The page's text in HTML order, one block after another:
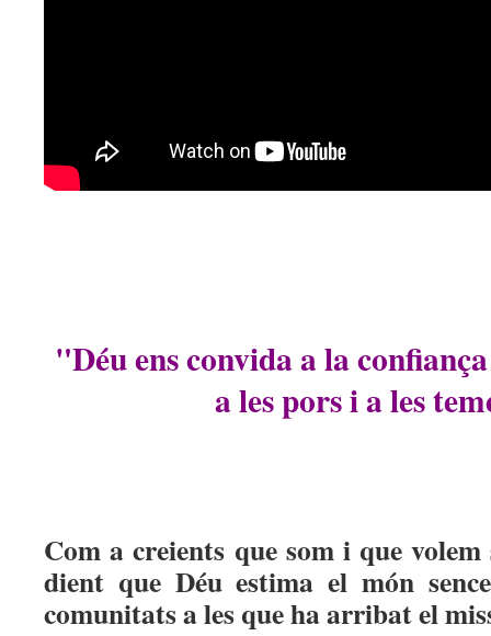
"Déu ens convida a la
a les pors i a les
Com a creients que som i que
dient que Déu estima el món
comunitats a les que ha arribat el